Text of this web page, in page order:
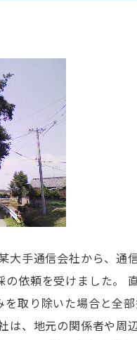
大手通信会社から、通
依頼を受けました。
取り除いた場合と全
は、地元の関係者や周